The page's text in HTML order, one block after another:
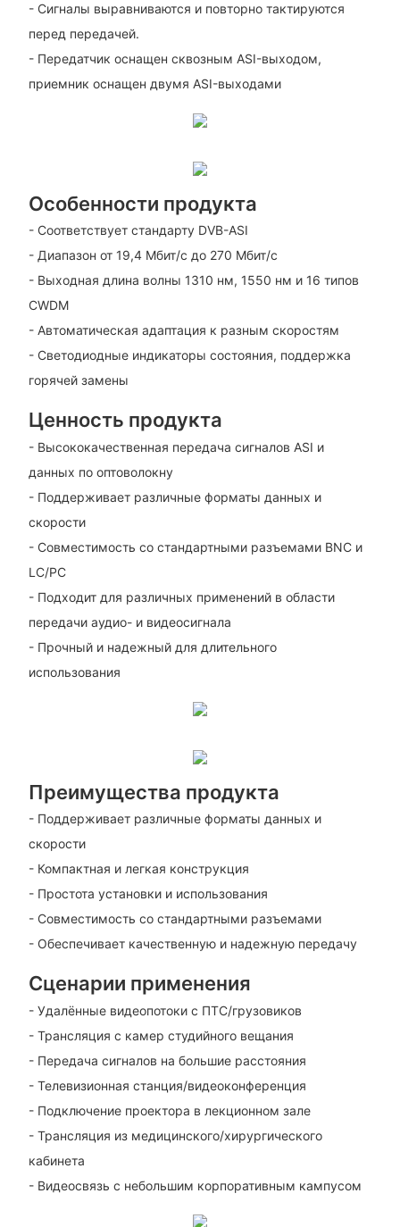
- Сигналы выравниваются и повторно тактируются
перед передачей.
- Передатчик оснащен сквозным ASI-выходом,
приемник оснащен двумя ASI-выходами
Особенности продукта
- Соответствует стандарту DVB-ASI
- Диапазон от 19,4 Мбит/с до 270 Мбит/с
- Выходная длина волны 1310 нм, 1550 нм и 16 типов
CWDM
- Автоматическая адаптация к разным скоростям
- Светодиодные индикаторы состояния, поддержка
горячей замены
Ценность продукта
- Высококачественная передача сигналов ASI и
данных по оптоволокну
- Поддерживает различные форматы данных и
скорости
- Совместимость со стандартными разъемами BNC и
LC/PC
- Подходит для различных применений в области
передачи аудио- и видеосигнала
- Прочный и надежный для длительного
использования
Преимущества продукта
- Поддерживает различные форматы данных и
скорости
- Компактная и легкая конструкция
- Простота установки и использования
- Совместимость со стандартными разъемами
- Обеспечивает качественную и надежную передачу
Сценарии применения
- Удалённые видеопотоки с ПТС/грузовиков
- Трансляция с камер студийного вещания
- Передача сигналов на большие расстояния
- Телевизионная станция/видеоконференция
- Подключение проектора в лекционном зале
- Трансляция из медицинского/хирургического
кабинета
- Видеосвязь с небольшим корпоративным кампусом